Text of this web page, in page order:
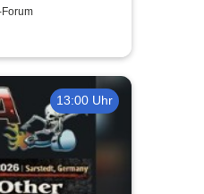
& The
& Musik
13:00 Uhr